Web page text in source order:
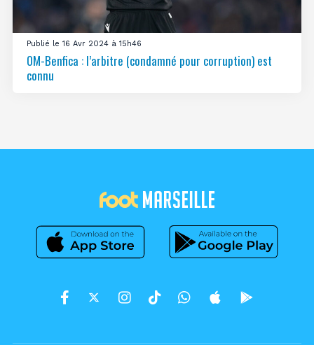
Publié le 16 Avr 2024 à 15h46
OM-Benfica : l’arbitre (condamné pour corruption) est
connu